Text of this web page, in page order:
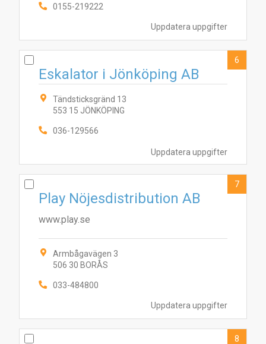
Uppdatera uppgifter
0155-219222
Uppdatera uppgifter
Eskalator i Jönköping AB
Tändsticksgränd 13
553 15 JÖNKÖPING
036-129566
6
Uppdatera uppgifter
Play Nöjesdistribution AB
www.play.se
Armbågavägen 3
506 30 BORÅS
033-484800
7
8